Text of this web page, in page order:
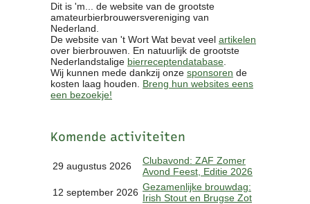
Dit is 'm... de website van de grootste
amateurbierbrouwersvereniging van
Nederland.
De website van 't Wort Wat bevat veel artikelen
over bierbrouwen. En natuurlijk de grootste
Nederlandstalige bierreceptendatabase
Wij kunnen mede dankzij onze sponsoren de
kosten laag houden. Breng hun websites eens
een bezoekje!
Komende activiteiten
29 augustus 2026
Clubavond: ZAF Zomer
Avond Feest, Editie 2026
12 september 2026 Gezamenlijke brouwdag:
Irish Stout en Brugse Zot
Clubkalender
Bestuur
- Historie